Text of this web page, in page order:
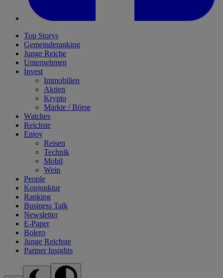
Top Storys
Gemeinderanking
Junge Reiche
Unternehmen
Invest
Immobilien
Aktien
Krypto
Märkte / Börse
Watches
Reichste
Enjoy
Reisen
Technik
Mobil
Wein
People
Konjunktur
Ranking
Business Talk
Newsletter
E-Paper
Bolero
Junge Reichste
Partner Insights